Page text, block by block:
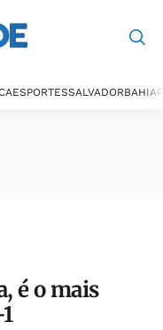
ESPORTESSALVADORBAHIA
é o mais